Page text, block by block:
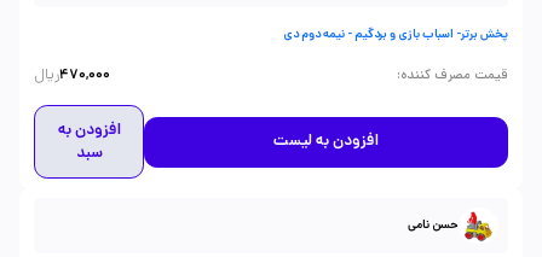
پخش برتر- اسباب بازی و بردگیم - نیمه دوم دی
قیمت مصرف کننده:
470,000ریال
افزودن به لیست
افزودن به
سبد
حسن نامی